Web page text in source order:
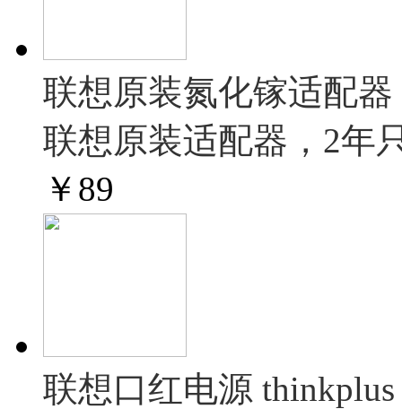
联想原装氮化镓适配器
联想原装适配器，2年
￥ 89
联想口红电源